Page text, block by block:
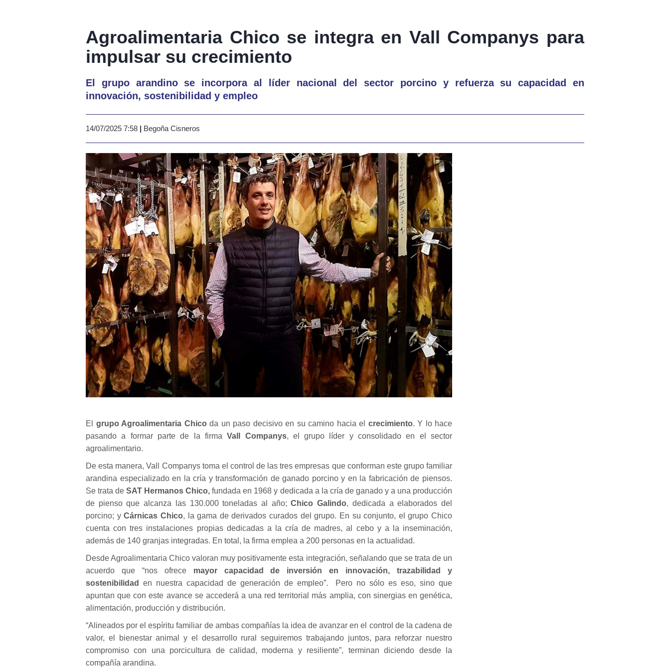
Agroalimentaria Chico se integra en Vall Companys para
impulsar su crecimiento
El grupo arandino se incorpora al líder nacional del sector porcino y refuerza su capacidad en
innovación, sostenibilidad y empleo
14/07/2025 7:58 | Begoña Cisneros
El grupo Agroalimentaria Chico da un paso decisivo en su camino hacia el crecimiento. Y lo hace
pasando a formar parte de la firmaVall Companys, el grupo líder y consolidado en el sector
agroalimentario.
De esta manera, Vall Companys toma el control de las tres empresas que conforman este grupo familiar
arandina especializado en la cría y transformación de ganado porcino y en la fabricación de piensos.
Se trata deSAT Hermanos Chico, fundada en 1968 y dedicada a la cría de ganado y a una producción
de pienso que alcanza las 130.000 toneladas al año;Chico Galindo, dedicada a elaborados del
porcino; yCárnicas Chico, la gama de derivados curados del grupo. En su conjunto, el grupo Chico
cuenta con tres instalaciones propias dedicadas a la cría de madres, al cebo y a la inseminación,
además de 140 granjas integradas. En total, la firma emplea a 200 personas en la actualidad.
Desde Agroalimentaria Chico valoran muy positivamente esta integración, señalando que se trata de un
acuerdo que “nos ofrece mayor capacidad de inversión en innovación, trazabilidad y
sostenibilidad en nuestra capacidad de generación de empleo”. Pero no sólo es eso, sino que
apuntan que con este avance se accederá a una red territorial más amplia, con sinergias en genética,
alimentación, producción y distribución.
“Alineados por el espíritu familiar de ambas compañías la idea de avanzar en el control de la cadena de
valor, el bienestar animal y el desarrollo rural seguiremos trabajando juntos, para reforzar nuestro
compromiso con una porcicultura de calidad, moderna y resiliente”, terminan diciendo desde la
compañía arandina.